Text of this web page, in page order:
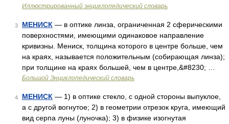
Иллюстрированный энциклопедический словарь
3 МЕНИСК — в оптике линза, ограниченная 2 сферическими
поверхностями, имеющими одинаковое направление
кривизны. Мениск, толщина которого в центре больше, чем
на краях, называется положительным (собирающая линза);
при толщине на краях большей, чем в центре,&#8230; …
Большой Энциклопедический словарь
4 МЕНИСК — 1) в оптике стекло, с одной стороны выпуклое,
а с другой вогнутое; 2) в геометрии отрезок круга, имеющий
вид серпа луны (луночка); 3) в физике изогнутая